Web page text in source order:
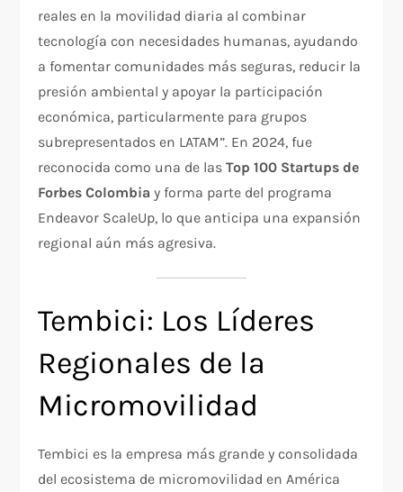
reales en la movilidad diaria al combinar
tecnología con necesidades humanas, ayudando
a fomentar comunidades más seguras, reducir la
presión ambiental y apoyar la participación
económica, particularmente para grupos
subrepresentados en LATAM”. En 2024, fue
reconocida como una de lasTop 100 Startups de
Forbes Colombia y forma parte del programa
Endeavor ScaleUp, lo que anticipa una expansión
regional aún más agresiva.
Tembici: Los Líderes
Regionales de la
Micromovilidad
Tembici es la empresa más grande y consolidada
del ecosistema de micromovilidad en América